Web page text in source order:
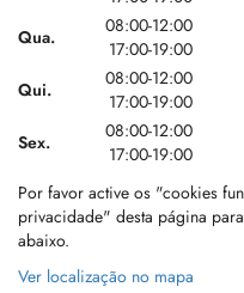
Qua.
08:00-12:00
17:00-19:00
Qui.
08:00-12:00
17:00-19:00
Sex.
08:00-12:00
17:00-19:00
Por favor active os "cookies
privacidade" desta página
abaixo.
Ver localização no mapa